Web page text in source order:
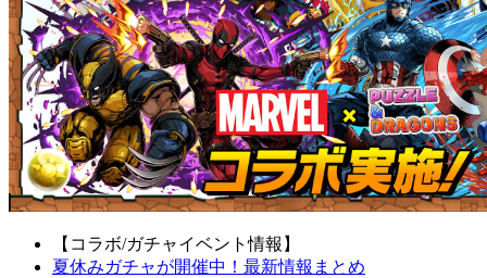
【コラボ/ガチャイベント情報】
夏休みガチャが開催中！最新情報まとめ